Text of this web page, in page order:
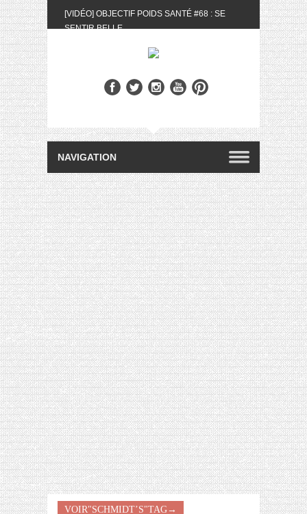
[VIDÉO] OBJECTIF POIDS SANTÉ #68 : SE
SENTIR BELLE
BIOTYFULL BOX DU MOIS DE MAI 2024 FEAT.
[VIDÉO] QUITOQUE #10 : MEAL PREP &
CONVIVIALITÉ
[VIDÉO] UNBOXING : LES MY LITTLE &
BIOTYFULL BOX DU MOIS D’AVRIL 2024
FEAT. AKILA
[VIDÉO] OBJECTIF POIDS SANTÉ #67 : L’AVIS
DES AUTRES, CE N’EST QUE LA VIE DES
AUTRES
[VIDÉO] UNBOXING : LES MY LITTLE &
BIOTYFULL BOX DES MOIS DE FÉVRIER ET
MARS 2024 FEAT. AKILA
[VIDÉO] LA SÉLECTION DU MOIS
#JANVIER2024
[VIDÉO] HELLOFRESH #34 : IDÉES
RECETTES RISOTTO
VOIR"SCHMIDT’S"TAG→